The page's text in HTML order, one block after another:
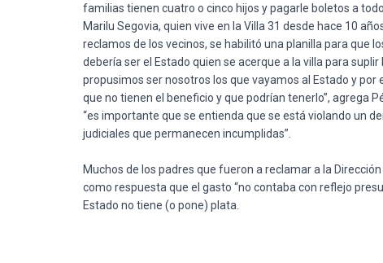
familias tienen cuatro o cinco hijos y pagarle boletos a
Marilu Segovia, quien vive en la Villa 31 desde hace 10
reclamos de los vecinos, se habilitó una planilla para que
debería serel Estado quien se acerque a la villa para suplir
propusimos sernosotros los que vayamos al Estado ypor
que no tienen el beneficio yque podrían tenerlo”, agrega
“es importante que se entienda que se está violando un
judiciales que permanecen incumplidas”.
Muchos de los padres que fueron a reclamar a la
como respuesta que el gasto “no contaba con reflejo
Estado no tiene (o pone) plata.